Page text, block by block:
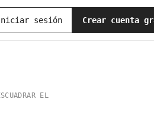
sesión Crear cuenta
EL